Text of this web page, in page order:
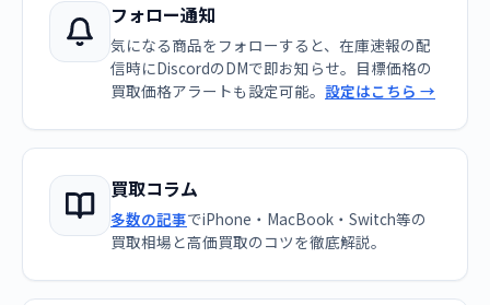
フォロー通知
気になる商品をフォローすると、在庫速報の配
信時にDiscordのDMで即お知らせ。目標価格の
買取価格アラートも設定可能。 設定はこちら →
買取コラム
多数の記事でiPhone・MacBook・Switch等の
買取相場と高価買取のコツを徹底解説。